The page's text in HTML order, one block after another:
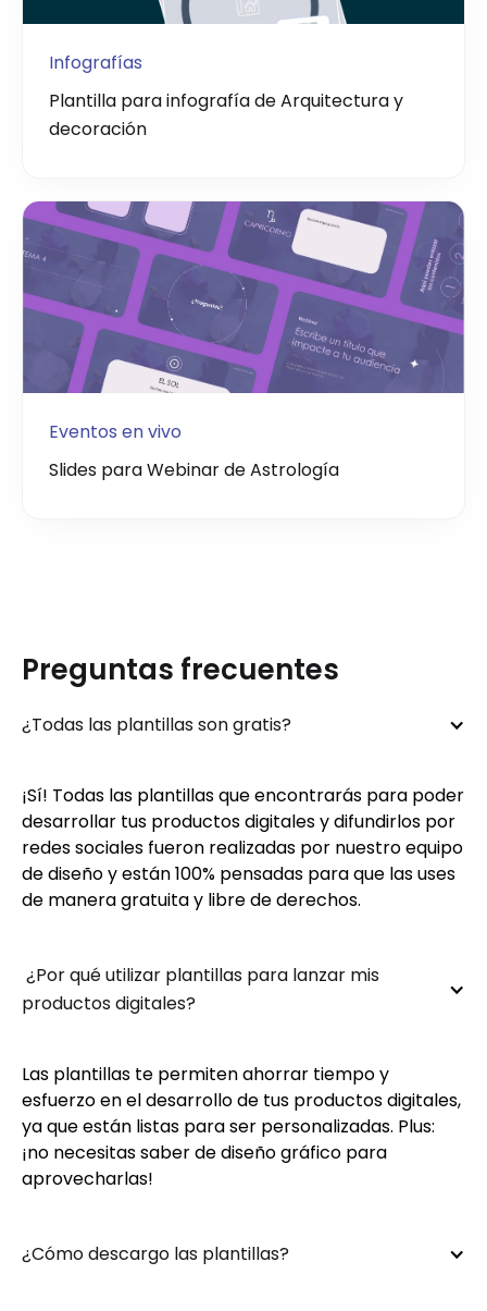
Infografías
Plantilla para infografía de Arquitectura y
decoración
Eventos en vivo
Slides para Webinar de Astrología
Preguntas frecuentes
¿Todas las plantillas son gratis?
¡Sí! Todas las plantillas que encontrarás para poder
desarrollar tus productos digitales y difundirlos por
redes sociales fueron realizadas por nuestro equipo
de diseño y están 100% pensadas para que las uses
de manera gratuita y libre de derechos.
¿Por qué utilizar plantillas para lanzar mis
productos digitales?
Las plantillas te permiten ahorrar tiempo y
esfuerzo en el desarrollo de tus productos digitales,
ya que están listas para ser personalizadas. Plus:
¡no necesitas saber de diseño gráfico para
aprovecharlas!
¿Cómo descargo las plantillas?